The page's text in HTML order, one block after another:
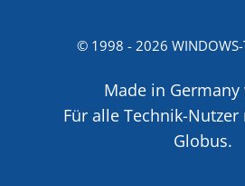
© 1998 - 2026 WINDOWS-
Made in
Für alle Technik-
Globus.